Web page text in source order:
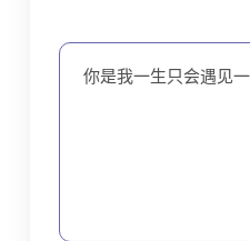
你是我一生只会遇见